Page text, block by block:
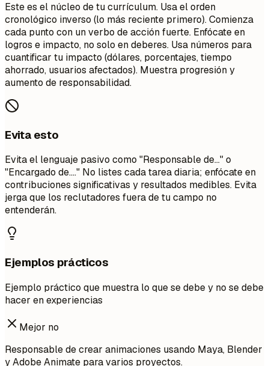
Este es el núcleo de tu currículum. Usa el orden
cronológico inverso (lo más reciente primero). Comienza
cada punto con un verbo de acción fuerte. Enfócate en
logros e impacto, no solo en deberes. Usa números para
cuantificar tu impacto (dólares, porcentajes, tiempo
ahorrado, usuarios afectados). Muestra progresión y
aumento de responsabilidad.
Evita esto
Evita el lenguaje pasivo como "Responsable de..." o
"Encargado de...." No listes cada tarea diaria; enfócate en
contribuciones significativas y resultados medibles. Evita
jerga que los reclutadores fuera de tu campo no
entenderán.
Ejemplos prácticos
Ejemplo práctico que muestra lo que se debe y no se debe
hacer en experiencias
Mejor no
Responsable de crear animaciones usando Maya, Blender
y Adobe Animate para varios proyectos.